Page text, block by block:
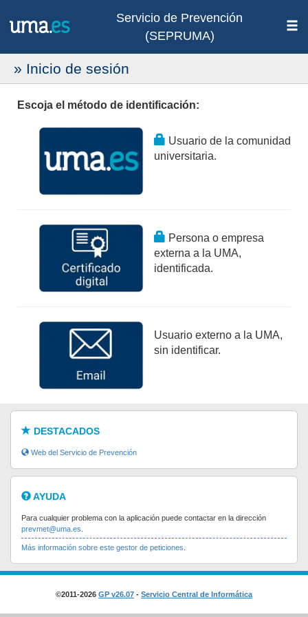
Servicio de Prevención
(SEPRUMA)
» Inicio de sesión
Escoja el método de identificación:
Usuario de la comunidad
universitaria.
Persona o empresa
externa a la UMA,
identificada.
Usuario externo a la UMA,
sin identificar.
DESTACADOS
Web del Servicio de Prevención
AYUDA
Para cualquier problema con la aplicación puede contactar en la dirección
prevmet@uma.es
Más información sobre este gestor de peticiones
©2011-2026 GP v26.07 - Servicio Central de Informática